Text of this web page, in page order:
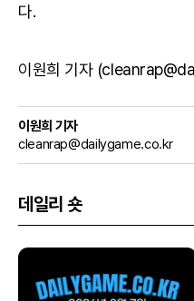
다.
이원희 기자
이원희 기자
cleanrap@dailygame.co.kr
데일리 숏